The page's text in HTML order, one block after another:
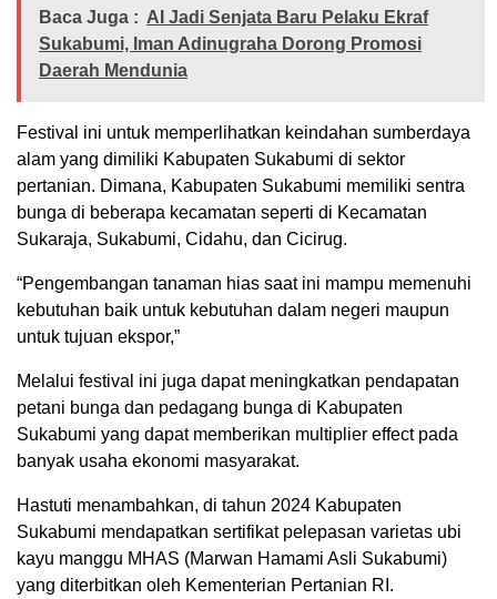
Baca Juga : AI Jadi Senjata Baru Pelaku Ekraf
Sukabumi, Iman Adinugraha Dorong Promosi
Daerah Mendunia
Festival ini untuk memperlihatkan keindahan sumberdaya
alam yang dimiliki Kabupaten Sukabumi di sektor
pertanian. Dimana, Kabupaten Sukabumi memiliki sentra
bunga di beberapa kecamatan seperti di Kecamatan
Sukaraja, Sukabumi, Cidahu, dan Cicirug.
“Pengembangan tanaman hias saat ini mampu memenuhi
kebutuhan baik untuk kebutuhan dalam negeri maupun
untuk tujuan ekspor,”
Melalui festival ini juga dapat meningkatkan pendapatan
petani bunga dan pedagang bunga di Kabupaten
Sukabumi yang dapat memberikan multiplier effect pada
banyak usaha ekonomi masyarakat.
Hastuti menambahkan, di tahun 2024 Kabupaten
Sukabumi mendapatkan sertifikat pelepasan varietas ubi
kayu manggu MHAS (Marwan Hamami Asli Sukabumi)
yang diterbitkan oleh Kementerian Pertanian RI.